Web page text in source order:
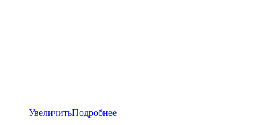
УвеличитьПодробнее